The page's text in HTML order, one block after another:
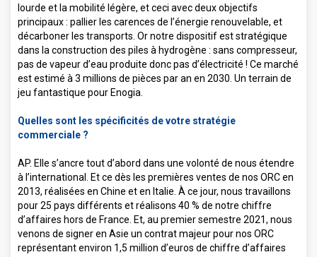
lourde et la mobilité légère, et ceci avec deux objectifs
principaux : pallier les carences de l’énergie renouvelable, et
décarboner les transports. Or notre dispositif est stratégique
dans la construction des piles à hydrogène : sans compresseur,
pas de vapeur d’eau produite donc pas d’électricité ! Ce marché
est estimé à 3 millions de pièces par an en 2030. Un terrain de
jeu fantastique pour Enogia.
Quelles sont les spécificités de votre stratégie
commerciale ?
AP. Elle s’ancre tout d’abord dans une volonté de nous étendre
à l’international. Et ce dès les premières ventes de nos ORC en
2013, réalisées en Chine et en Italie. À ce jour, nous travaillons
pour 25 pays différents et réalisons 40 % de notre chiffre
d’affaires hors de France. Et, au premier semestre 2021, nous
venons de signer en Asie un contrat majeur pour nos ORC
représentant environ 1,5 million d’euros de chiffre d’affaires